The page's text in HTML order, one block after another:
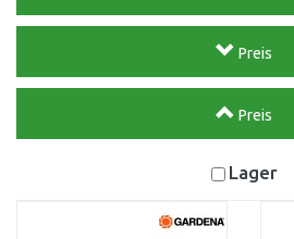
Preis
Preis
Lager